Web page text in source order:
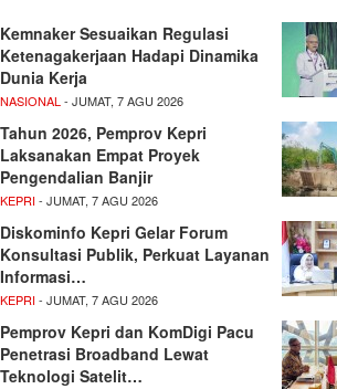
Kemnaker Sesuaikan Regulasi
Ketenagakerjaan Hadapi Dinamika
Dunia Kerja
NASIONAL - JUMAT, 7 AGU 2026
Tahun 2026, Pemprov Kepri
Laksanakan Empat Proyek
Pengendalian Banjir
KEPRI- JUMAT, 7 AGU 2026
Diskominfo Kepri Gelar Forum
Konsultasi Publik, Perkuat Layanan
Informasi…
KEPRI- JUMAT, 7 AGU 2026
Pemprov Kepri dan KomDigi Pacu
Penetrasi Broadband Lewat
Teknologi Satelit…